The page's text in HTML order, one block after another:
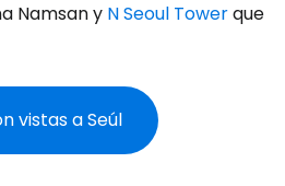
Namsan y N Seoul Towerque
vistas a Seúl